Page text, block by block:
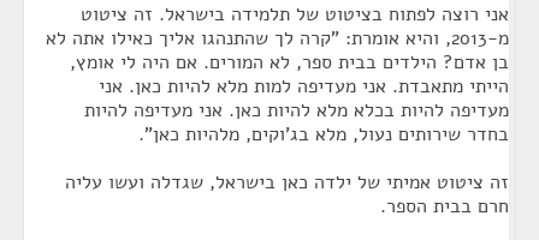
אני רוצה לפתוח בציטוט של תלמידה בישראל. זה ציטוט
מ-2013, והיא אומרת: "קרה לך שהתנהגו אליך כאילו אתה לא
בן אדם? הילדים בבית ספר, לא המורים. אם היה לי אומץ,
הייתי מתאבדת. אני מעדיפה למות מלא להיות כאן. אני
מעדיפה להיות בכלא מלא להיות כאן. אני מעדיפה להיות
בחדר שירותים נעול, מלא בג'וקים, מלהיות כאן".
זה ציטוט אמיתי של ילדה כאן בישראל, שגדלה ועשו עליה
חרם בבית הספר.